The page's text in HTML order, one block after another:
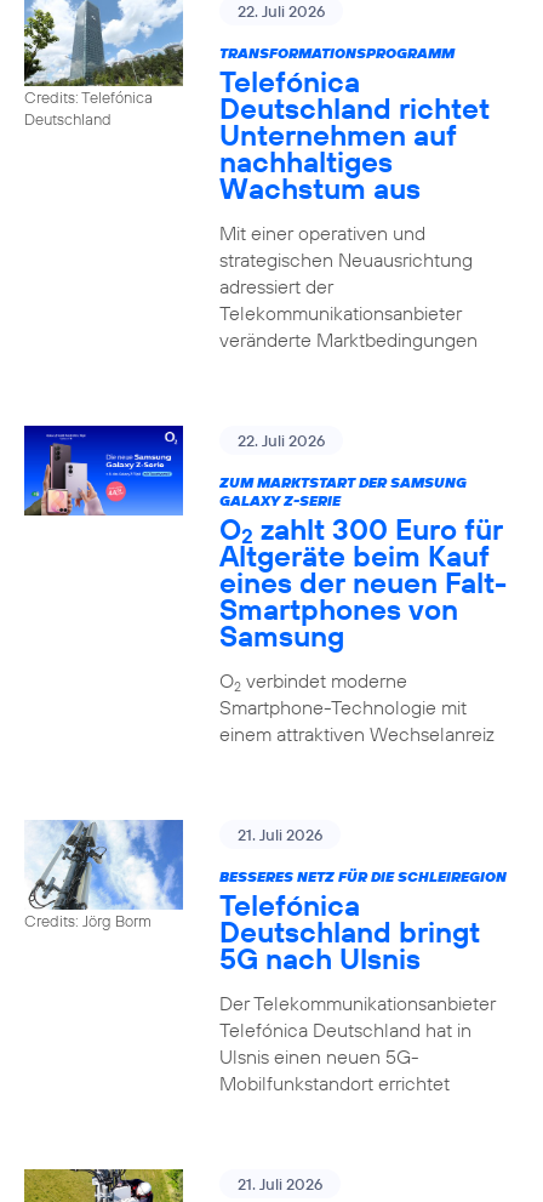
Credits: Telefónica
Deutschland
22. Juli 2026
TRANSFORMATIONSPROGRAMM
Telefónica
Deutschland richtet
Unternehmen auf
nachhaltiges
Wachstum aus
Mit einer operativen und
strategischen Neuausrichtung
adressiert der
Telekommunikationsanbieter
veränderte Marktbedingungen
22. Juli 2026
ZUM MARKTSTART DER SAMSUNG
GALAXY Z-SERIE
O2 zahlt 300 Euro für
Altgeräte beim Kauf
eines der neuen Falt-
Smartphones von
Samsung
O2verbindet moderne
Smartphone-Technologie mit
einem attraktiven Wechselanreiz
Credits: Jörg Borm
21. Juli 2026
BESSERES NETZ FÜR DIE SCHLEIREGION
Telefónica
Deutschland bringt
5G nach Ulsnis
Der Telekommunikationsanbieter
Telefónica Deutschland hat in
Ulsnis einen neuen 5G-
Mobilfunkstandort errichtet
21. Juli 2026